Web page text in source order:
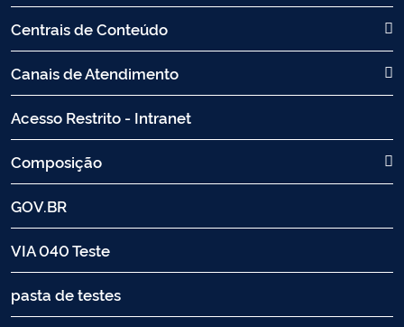
Centrais de Conteúdo
Canais de Atendimento
Acesso Restrito - Intranet
Composição
GOV.BR
VIA 040 Teste
pasta de testes